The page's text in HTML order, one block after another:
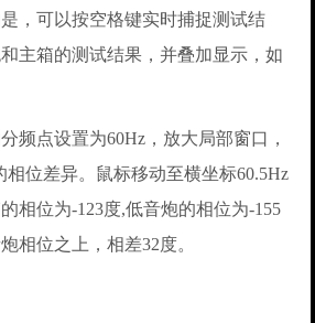
，可以按空格键实时捕捉测试结
主箱的测试结果，并叠加显示，如
点设置为60Hz，放大局部窗口，
相位差异。鼠标移动至横坐标60.5Hz
相位为-123度,低音炮的相位为-155
相位之上，相差32度。